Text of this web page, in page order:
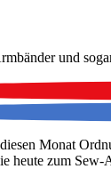
Monat
heute zum